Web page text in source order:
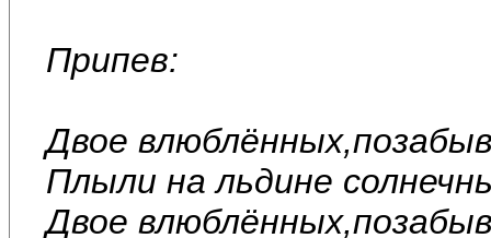
Припев:
Двое
Плыли на льдине
Двое